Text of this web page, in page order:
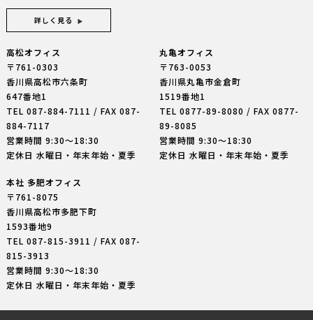
詳しく見る
高松オフィス
〒761-0303
香川県高松市六条町
647番地1
TEL 087-884-7111 / FAX 087-
884-7117
営業時間 9:30〜18:30
定休日 水曜日・年末年始・夏季
丸亀オフィス
〒763-0053
香川県丸亀市金倉町
1519番地1
TEL0877-89-8080 / FAX 0877-
89-8085
営業時間 9:30〜18:30
定休日 水曜日・年末年始・夏季
本社 多肥オフィス
〒761-8075
香川県高松市多肥下町
1593番地9
TEL 087-815-3911 / FAX 087-
815-3913
営業時間 9:30〜18:30
定休日 水曜日・年末年始・夏季